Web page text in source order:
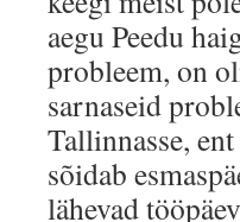
aegu Peedu
probleem, on
sarnaseid
Tallinnasse,
sõidab
lähevad